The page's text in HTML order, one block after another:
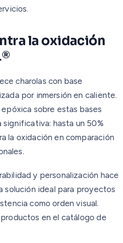
la oxidación
charolas con base
por inmersión en caliente.
sobre estas bases
hasta un 50%
la oxidación en comparación
y personalización hace
solución ideal para proyectos
como orden visual.
en el catálogo de